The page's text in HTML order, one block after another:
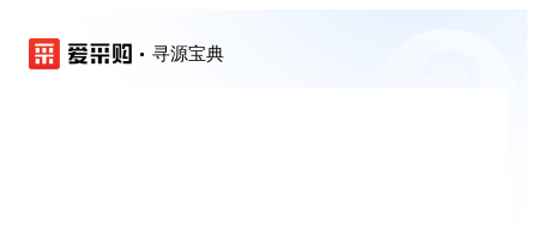
寻源宝典